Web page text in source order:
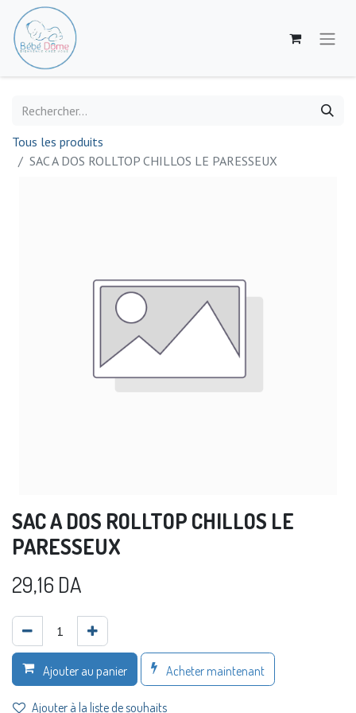
Tous les produits
SAC A DOS ROLLTOP CHILLOS LE PARESSEUX
SAC A DOS ROLLTOP CHILLOS LE
PARESSEUX
29,16 DA
Ajouter au panier Acheter maintenant
Ajouter à la liste de souhaits